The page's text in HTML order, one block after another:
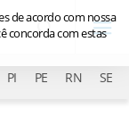
PI PE RN SE
de acordo com nossa
concorda com estas